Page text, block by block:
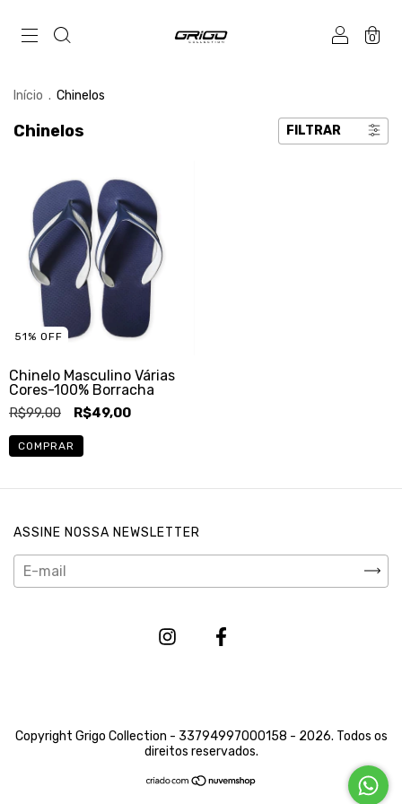
0
Início . Chinelos
Chinelos FILTRAR
51% OFF
Chinelo Masculino Várias
Cores-100% Borracha
R$99,00 R$49,00
COMPRAR
ASSINE NOSSA NEWSLETTER
Copyright Grigo Collection - 33794997000158 - 2026. Todos os
direitos reservados.